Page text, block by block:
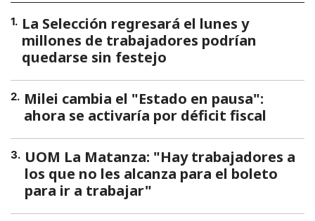
1. La Selección regresará el lunes y
millones de trabajadores podrían
quedarse sin festejo
2. Milei cambia el "Estado en pausa":
ahora se activaría por déficit fiscal
3. UOM La Matanza: "Hay trabajadores a
los que no les alcanza para el boleto
para ir a trabajar"